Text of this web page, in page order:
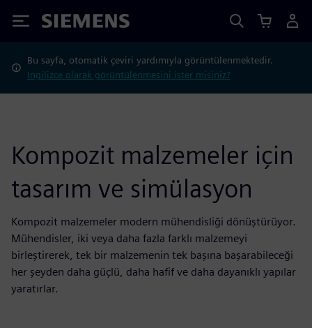
Siemens
Bu sayfa, otomatik çeviri yardımıyla görüntülenmektedir.
İngilizce olarak görüntülenmesini ister misiniz?
Kompozit malzemeler için
tasarım ve simülasyon
Kompozit malzemeler modern mühendisliği dönüştürüyor.
Mühendisler, iki veya daha fazla farklı malzemeyi
birleştirerek, tek bir malzemenin tek başına başarabileceği
her şeyden daha güçlü, daha hafif ve daha dayanıklı yapılar
yaratırlar.